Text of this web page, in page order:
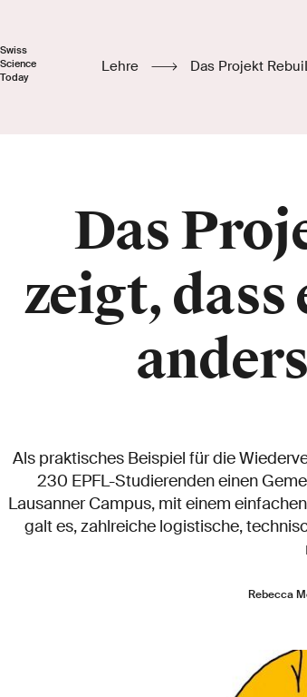
Swiss
Science
Today
Lehre Das Projekt
Das
zeigt, dass
Als praktisches Beispiel für die
230 EPFL-Studierenden einen
Lausanner Campus, mit einem
galt es, zahlreiche logistische,
Rebecca